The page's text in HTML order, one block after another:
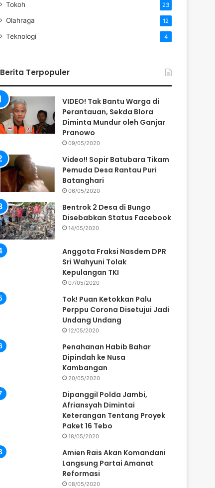
Tokoh 23
Olahraga 12
Teknologi 4
Berita Terpopuler
VIDEO! Tak Bantu Warga di
Perantauan, Sekda Blora
Diminta Mundur oleh Ganjar
Pranowo
09/05/2020
Video!! Sopir Batubara Tikam
Pemuda Desa Rantau Puri
Batanghari
06/05/2020
Bentrok 2 Desa di Bungo
Disebabkan Status Facebook
14/05/2020
Anggota Fraksi Nasdem DPR
Sri Wahyuni Tolak
Kepulangan TKI
07/05/2020
Tok! Puan Ketokkan Palu
Perppu Corona Disetujui Jadi
Undang Undang
12/05/2020
Penahanan Habib Bahar
Dipindah ke Nusa
Kambangan
20/05/2020
Dipanggil Polda Jambi,
Afriansyah Dimintai
Keterangan Tentang Proyek
Paket 16 Tebo
18/05/2020
Amien Rais Akan Komandani
Langsung Partai Amanat
Reformasi
08/05/2020